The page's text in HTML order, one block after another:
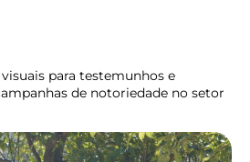
para testemunhos e
de notoriedade no setor